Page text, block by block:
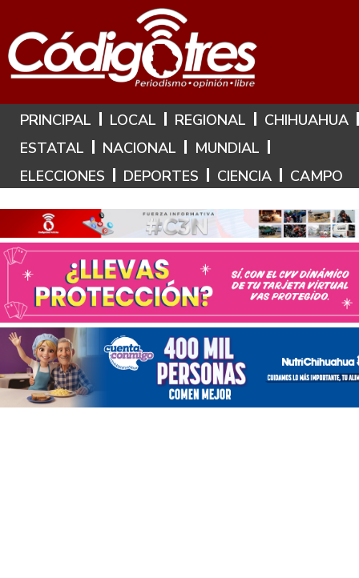
Hoy es: 5 de Agosto de 2026
PRINCIPAL LOCAL REGIONAL
CHIHUAHUA
ESTATAL
NACIONAL
MUNDIAL
ELECCIONES
DEPORTES CIENCIA CAMPO